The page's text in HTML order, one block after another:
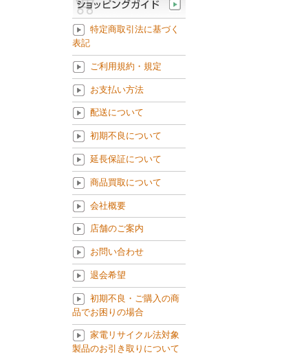
特定商取引法に基づく
表記
ご利用規約・規定
お支払い方法
配送について
初期不良について
延長保証について
商品買取について
会社概要
店舗のご案内
お問い合わせ
退会希望
初期不良・ご購入の商
品でお困りの場合
家電リサイクル法対象
製品のお引き取りについて